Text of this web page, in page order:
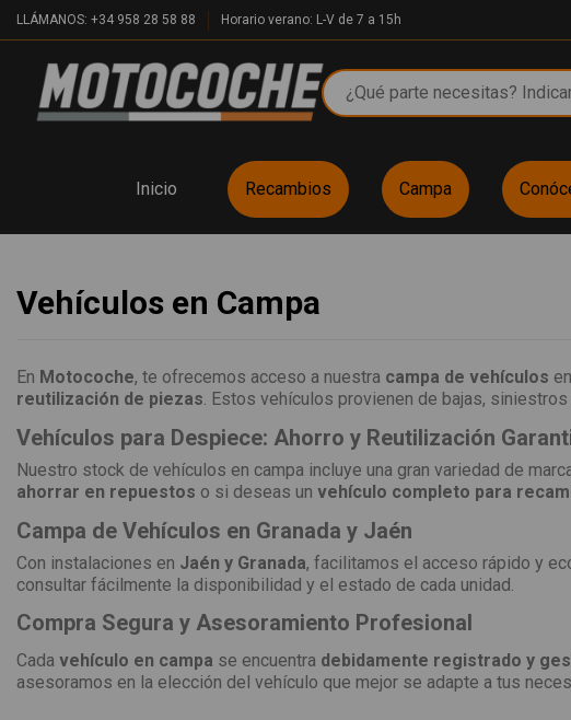
LLÁMANOS: +34 958 28 58 88 Horario verano: L-V de 7 a 15h
Inicio Recambios Campa
Vehículos en Campa
En Motocoche, te ofrecemos acceso a nuestra campa de vehículos en
reutilización de piezas. Estos vehículos provienen de bajas,
Vehículos para Despiece: Ahorro y Reutilización
Nuestro stock de vehículos en campa incluye una gran variedad de
ahorrar en repuestos o si deseas un vehículo completo para
Campa de Vehículos en Granada y Jaén
Con instalaciones en Jaén y Granada, facilitamos el acceso rápido y
consultar fácilmente la disponibilidad y el estado de cada unidad.
Compra Segura y Asesoramiento Profesional
Cada vehículo en campa se encuentra debidamente registrado y
asesoramos en la elección del vehículo que mejor se adapte a tus